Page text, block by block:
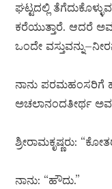
ಘಟ್ಟದಲ್ಲಿ
ಕರೆಯುತ್ತಾರೆ. ಆದರೆ
ಒಂದೇ
ನಾನು ಪರಮಹಂಸರಿಗೆ
ಅಚಲಾನಂದತೀರ್ಥ
ಶ್ರೀರಾಮಕೃಷ್ಣರು:
ನಾನು: “ಹೌದು.”